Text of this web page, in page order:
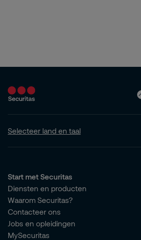
Selecteer land en taal
Start met Securitas
Diensten en producten
Waarom Securitas?
Contacteer ons
Jobs en opleidingen
MySecuritas